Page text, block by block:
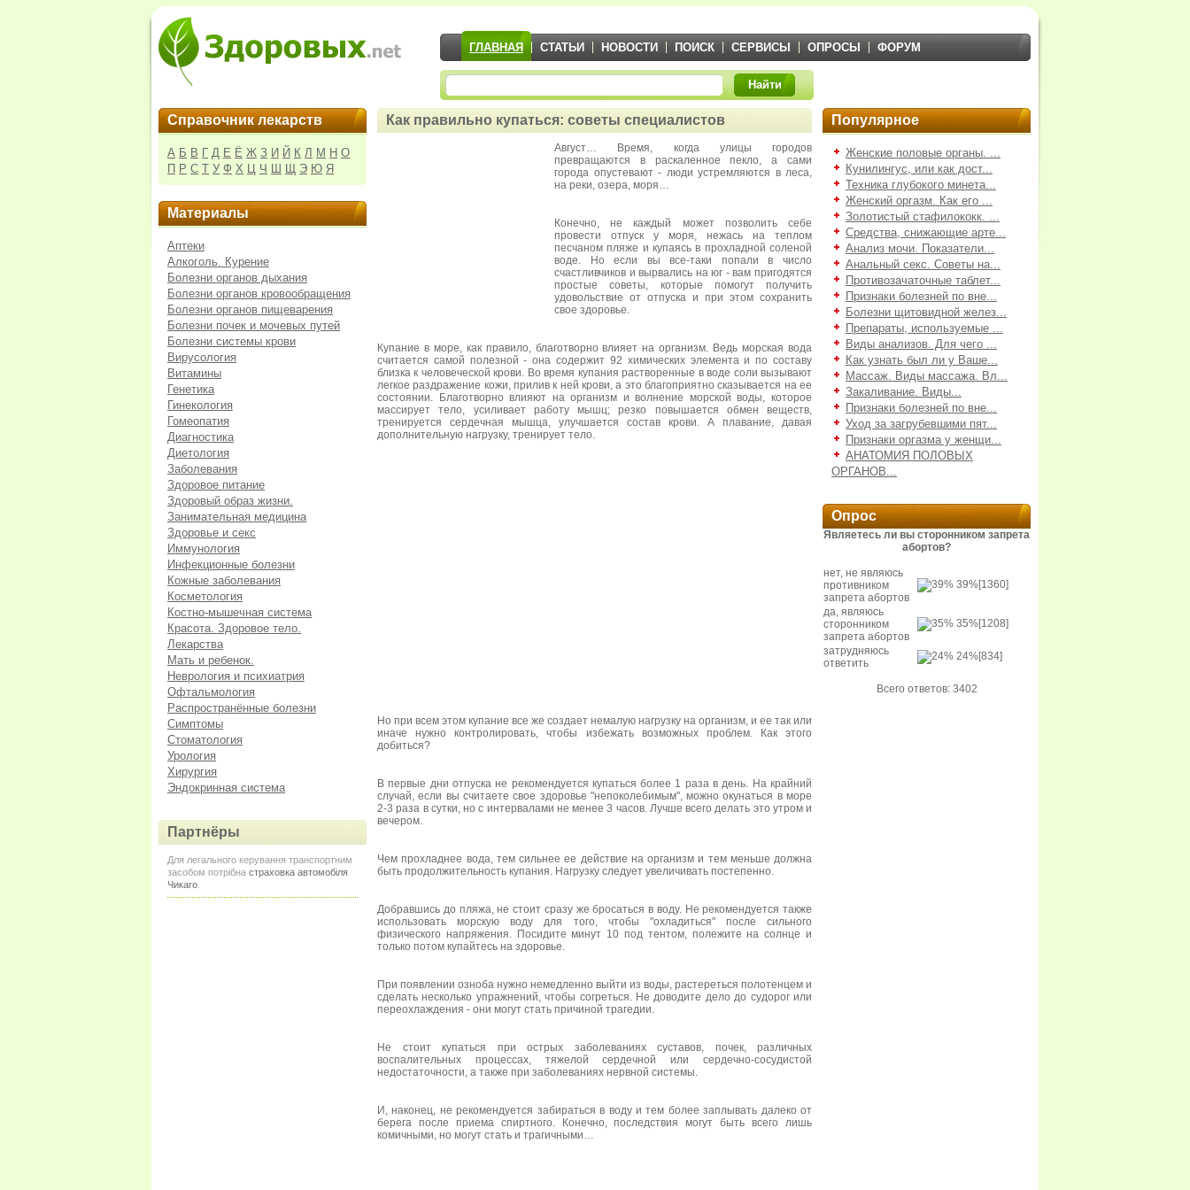
ГЛАВНАЯ СТАТЬИ НОВОСТИ ПОИСК СЕРВИСЫ ОПРОСЫ ФОРУМ
Найти
Справочник лекарств
А Б В Г Д Е Ё Ж З И Й К Л М Н О
П Р С Т У Ф Х Ц Ч Ш Щ Э Ю Я
Материалы
Аптеки
Алкоголь. Курение
Болезни органов дыхания
Болезни органов кровообращения
Болезни органов пищеварения
Болезни почек и мочевых путей
Болезни системы крови
Вирусология
Витамины
Генетика
Гинекология
Гомеопатия
Диагностика
Диетология
Заболевания
Здоровое питание
Здоровый образ жизни.
Занимательная медицина
Здоровье и секс
Иммунология
Инфекционные болезни
Кожные заболевания
Косметология
Костно-мышечная система
Красота. Здоровое тело.
Лекарства
Мать и ребенок.
Неврология и психиатрия
Офтальмология
Распространённые болезни
Симптомы
Стоматология
Урология
Хирургия
Эндокринная система
Партнёры
Для легального керування транспортним
засобом потрібна страховка автомобіля
Чикаго
Как правильно купаться: советы специалистов
Август… Время, когда улицы городов
превращаются в раскаленное пекло, а сами
города опустевают - люди устремляются в леса,
на реки, озера, моря…
Конечно, не каждый может позволить себе
провести отпуск у моря, нежась на теплом
песчаном пляже и купаясь в прохладной соленой
воде. Но если вы все-таки попали в число
счастливчиков и вырвались на юг - вам пригодятся
простые советы, которые помогут получить
удовольствие от отпуска и при этом сохранить
свое здоровье.
Купание в море, как правило, благотворно влияет на организм. Ведь морская вода
считается самой полезной - она содержит 92 химических элемента и по составу
близка к человеческой крови. Во время купания растворенные в воде соли вызывают
легкое раздражение кожи, прилив к ней крови, а это благоприятно сказывается на ее
состоянии. Благотворно влияют на организм и волнение морской воды, которое
массирует тело, усиливает работу мышц; резко повышается обмен веществ,
тренируется сердечная мышца, улучшается состав крови. А плавание, давая
дополнительную нагрузку, тренирует тело.
Но при всем этом купание все же создает немалую нагрузку на организм, и ее так или
иначе нужно контролировать, чтобы избежать возможных проблем. Как этого
добиться?
В первые дни отпуска не рекомендуется купаться более 1 раза в день. На крайний
случай, если вы считаете свое здоровье "непоколебимым", можно окунаться в море
2-3 раза в сутки, но с интервалами не менее 3 часов. Лучше всего делать это утром и
вечером.
Чем прохладнее вода, тем сильнее ее действие на организм и тем меньше должна
быть продолжительность купания. Нагрузку следует увеличивать постепенно.
Добравшись до пляжа, не стоит сразу же бросаться в воду. Не рекомендуется также
использовать морскую воду для того, чтобы "охладиться" после сильного
физического напряжения. Посидите минут 10 под тентом, полежите на солнце и
только потом купайтесь на здоровье.
При появлении озноба нужно немедленно выйти из воды, растереться полотенцем и
сделать несколько упражнений, чтобы согреться. Не доводите дело до судорог или
переохлаждения - они могут стать причиной трагедии.
Не стоит купаться при острых заболеваниях суставов, почек, различных
воспалительных процессах, тяжелой сердечной или сердечно-сосудистой
недостаточности, а также при заболеваниях нервной системы.
И, наконец, не рекомендуется забираться в воду и тем более заплывать далеко от
берега после приема спиртного. Конечно, последствия могут быть всего лишь
комичными, но могут стать и трагичными…
Популярное
Женские половые органы. ...
Кунилингус, или как дост...
Техника глубокого минета...
Женский оргазм. Как его ...
Золотистый стафилококк. ...
Средства, снижающие арте...
Анализ мочи. Показатели...
Анальный секс. Советы на...
Противозачаточные таблет...
Признаки болезней по вне...
Болезни щитовидной желез...
Препараты, используемые ...
Виды анализов. Для чего ...
Как узнать был ли у Ваше...
Массаж. Виды массажа. Вл...
Закаливание. Виды...
Признаки болезней по вне...
Уход за загрубевшими пят...
Признаки оргазма у женщи...
АНАТОМИЯ ПОЛОВЫХ
ОРГАНОВ...
Опрос
Являетесь ли вы сторонником запрета
абортов?
нет, не являюсь
противником
запрета абортов
39%[1360]
да, являюсь
сторонником
запрета абортов
35%[1208]
затрудняюсь
ответить
24%[834]
Всего ответов: 3402